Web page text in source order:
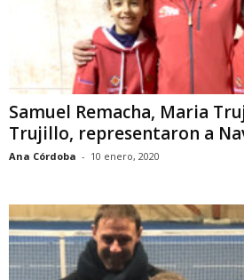
Samuel Remacha, Maria
Trujillo, representaron a
Ana Córdoba - 10 enero, 2020